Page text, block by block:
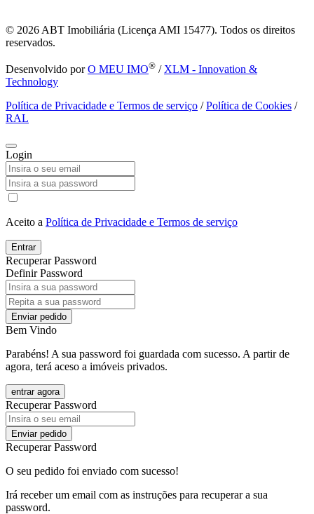
© 2026 ABT Imobiliária (Licença AMI 15477). Todos os direitos
reservados.
Desenvolvido porO MEU IMO® / XLM - Innovation &
Technology
Política de Privacidade e Termos de serviço /Política de Cookies /
RAL
Login
Aceito a Política de Privacidade e Termos de serviço
Entrar
Recuperar Password
Definir Password
Enviar pedido
Bem Vindo
Parabéns! A sua password foi guardada com sucesso. A partir de
agora, terá aceso a imóveis privados.
entrar agora
Recuperar Password
Enviar pedido
Recuperar Password
O seu pedido foi enviado com sucesso!
Irá receber um email com as instruções para recuperar a sua
password.